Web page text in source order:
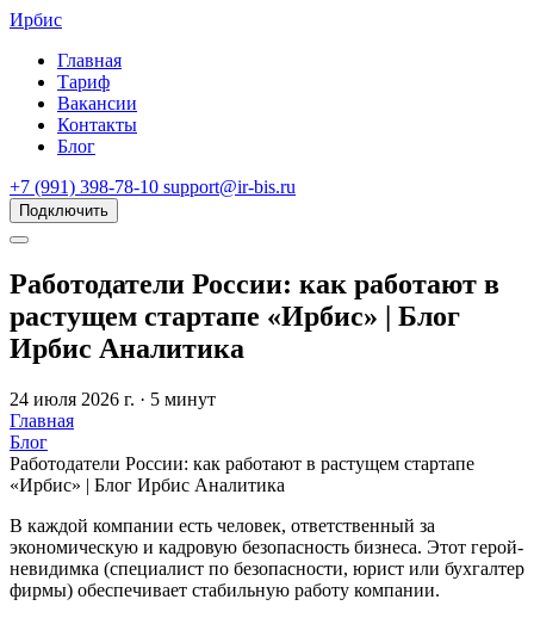
Ирбис
Главная
Тариф
Вакансии
Контакты
Блог
+7 (991) 398-78-10 support@ir-bis.ru
Подключить
Работодатели России: как работают в
растущем стартапе «Ирбис» | Блог
Ирбис Аналитика
24 июля 2026 г. · 5 минут
Главная
Блог
Работодатели России: как работают в растущем стартапе
«Ирбис» | Блог Ирбис Аналитика
В каждой компании есть человек, ответственный за
экономическую и кадровую безопасность бизнеса. Этот герой-
невидимка (специалист по безопасности, юрист или бухгалтер
фирмы) обеспечивает стабильную работу компании.